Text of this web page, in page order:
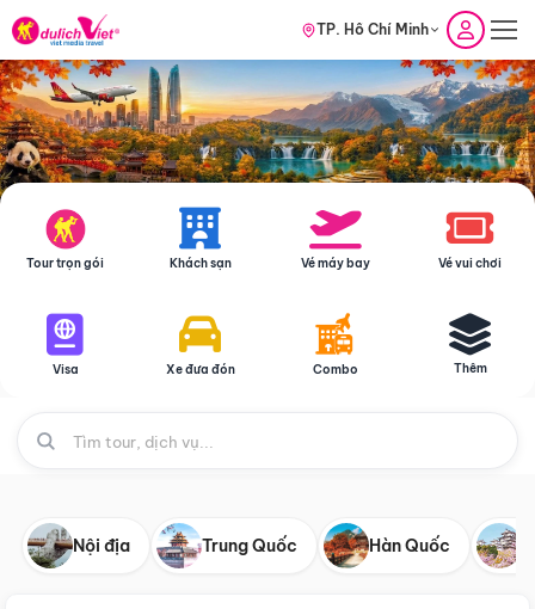
TP. Hồ Chí Minh
Tour trọn gói Khách sạn Vé máy bay Vé vui chơi
Visa Xe đưa đón Combo Thêm
Nội địa Trung Quốc Hàn Quốc